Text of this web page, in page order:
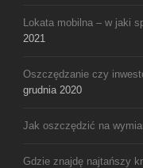
Lokata mobilna – w jaki
2021
Oszczędzanie czy
grudnia 2020
Jak oszczędzić na
Gdzie znajdę najtańszy